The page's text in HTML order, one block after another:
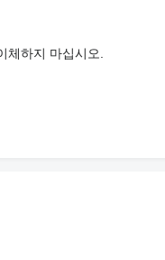
하지 마십시오.